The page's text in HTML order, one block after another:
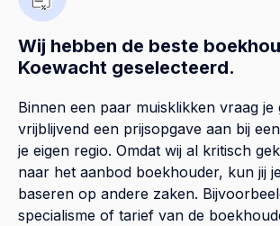
Wij hebben de beste
Koewacht geselecteerd.
Binnen een paar muisklikken vraag je
vrijblijvend een prijsopgave aan bij
je eigen regio. Omdat wij al kritisch
naar het aanbod boekhouder, kun jij
baseren op andere zaken.
specialisme of tarief van de